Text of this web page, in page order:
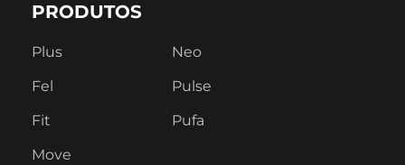
PRODUTOS
Plus
Fel
Fit
Move
Neo
Pulse
Pufa